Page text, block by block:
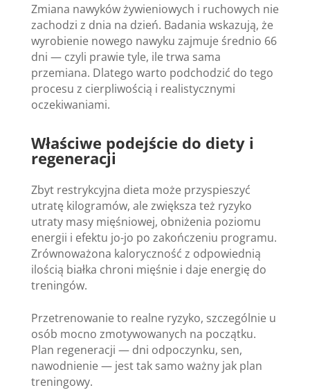
Zmiana nawyków żywieniowych i ruchowych nie
zachodzi z dnia na dzień. Badania wskazują, że
wyrobienie nowego nawyku zajmuje średnio 66
dni — czyli prawie tyle, ile trwa sama
przemiana. Dlatego warto podchodzić do tego
procesu z cierpliwością i realistycznymi
oczekiwaniami.
Właściwe podejście do diety i
regeneracji
Zbyt restrykcyjna dieta może przyspieszyć
utratę kilogramów, ale zwiększa też ryzyko
utraty masy mięśniowej, obniżenia poziomu
energii i efektu jo-jo po zakończeniu programu.
Zrównoważona kaloryczność z odpowiednią
ilością białka chroni mięśnie i daje energię do
treningów.
Przetrenowanie to realne ryzyko, szczególnie u
osób mocno zmotywowanych na początku.
Plan regeneracji — dni odpoczynku, sen,
nawodnienie — jest tak samo ważny jak plan
treningowy.